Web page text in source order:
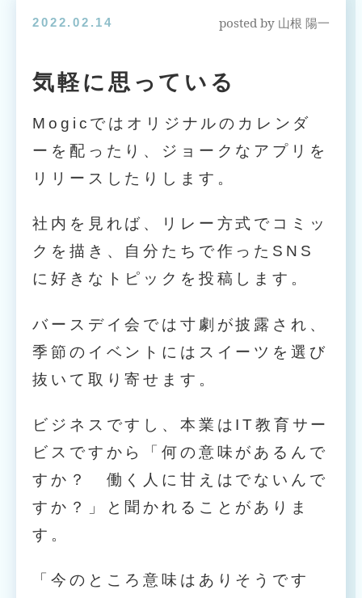
2022.02.14 posted by 山根 陽一
気軽に思っている
Mogicではオリジナルのカレンダ
ーを配ったり、ジョークなアプリを
リリースしたりします。
社内を見れば、リレー方式でコミッ
クを描き、自分たちで作ったSNS
に好きなトピックを投稿します。
バースデイ会では寸劇が披露され、
季節のイベントにはスイーツを選び
抜いて取り寄せます。
ビジネスですし、本業はIT教育サー
ビスですから「何の意味があるんで
すか？ 働く人に甘えはでないんで
すか？」と聞かれることがありま
す。
「今のところ意味はありそうです